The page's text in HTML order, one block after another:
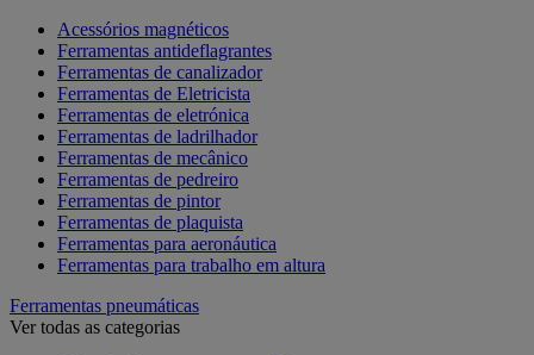
Acessórios magnéticos
Ferramentas antideflagrantes
Ferramentas de canalizador
Ferramentas de Eletricista
Ferramentas de eletrónica
Ferramentas de ladrilhador
Ferramentas de mecânico
Ferramentas de pedreiro
Ferramentas de pintor
Ferramentas de plaquista
Ferramentas para aeronáutica
Ferramentas para trabalho em altura
Ferramentas pneumáticas
Ver todas as categorias